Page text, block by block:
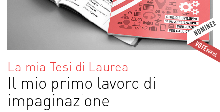
La mia Tesi di Laurea
Il mio primo lavoro di
impaginazione